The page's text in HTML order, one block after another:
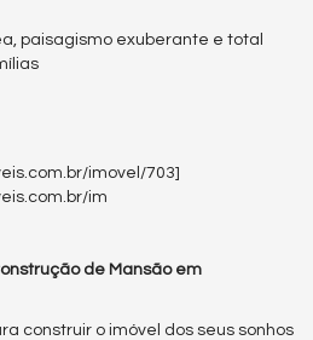
paisagismo exuberante e total
imovel/703]
im
de Mansão em
construir o imóvel dos seus sonhos